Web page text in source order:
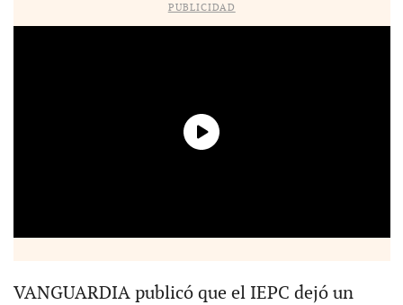
PUBLICIDAD
VANGUARDIA publicó que el IEPC dejó un